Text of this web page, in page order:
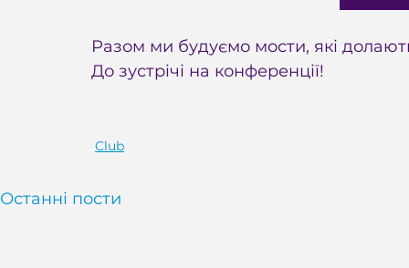
Разом ми будуємо мости, які
До зустрічі на конференції!
Club
Останні пости